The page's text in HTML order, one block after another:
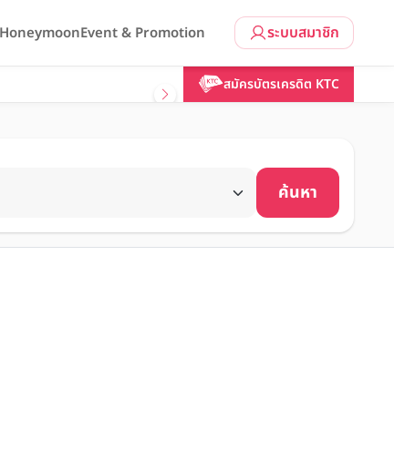
ระบบสมาชิก
Event & Promotion
สมัครบัตรเครดิต KTC
ค้นหา